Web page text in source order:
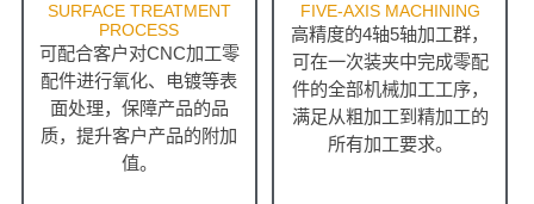
SURFACE TREATMENT
PROCESS
可配合客户对CNC加工零
配件进行氧化、电镀等表
面处理，保障产品的品
质，提升客户产品的附加
值。
FIVE-AXIS MACHINING
高精度的4轴5轴加工群，
可在一次装夹中完成零配
件的全部机械加工工序，
满足从粗加工到精加工的
所有加工要求。